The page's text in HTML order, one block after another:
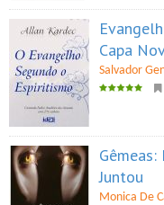
Capa
Salvador
Gêmeas:
Juntou
Monica De